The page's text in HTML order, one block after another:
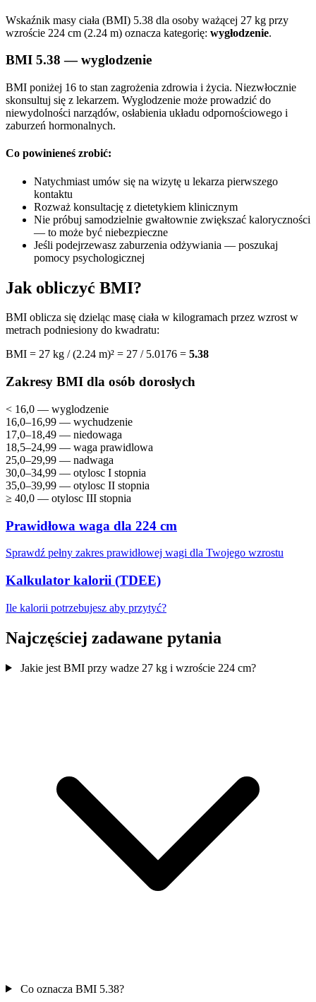
Wskaźnik masy ciała (BMI) 5.38 dla osoby ważącej 27 kg przy
wzroście 224 cm (2.24 m) oznacza kategorię: wygłodzenie.
BMI 5.38 — wyglodzenie
BMI poniżej 16 to stan zagrożenia zdrowia i życia. Niezwłocznie
skonsultuj się z lekarzem. Wyglodzenie może prowadzić do
niewydolności narządów, osłabienia układu odpornościowego i
zaburzeń hormonalnych.
Co powinieneś zrobić:
Natychmiast umów się na wizytę u lekarza pierwszego
kontaktu
Rozważ konsultację z dietetykiem klinicznym
Nie próbuj samodzielnie gwałtownie zwiększać kaloryczności
— to może być niebezpieczne
Jeśli podejrzewasz zaburzenia odżywiania — poszukaj
pomocy psychologicznej
Jak obliczyć BMI?
BMI oblicza się dzieląc masę ciała w kilogramach przez wzrost w
metrach podniesiony do kwadratu:
BMI = 27 kg / (2.24 m)² = 27 / 5.0176 = 5.38
Zakresy BMI dla osób dorosłych
< 16,0 — wyglodzenie
16,0–16,99 — wychudzenie
17,0–18,49 — niedowaga
18,5–24,99 — waga prawidlowa
25,0–29,99 — nadwaga
30,0–34,99 — otylosc I stopnia
35,0–39,99 — otylosc II stopnia
≥ 40,0 — otylosc III stopnia
Prawidłowa waga dla 224 cm
Sprawdź pełny zakres prawidłowej wagi dla Twojego wzrostu
Kalkulator kalorii (TDEE)
Ile kalorii potrzebujesz aby przytyć?
Najczęściej zadawane pytania
Jakie jest BMI przy wadze 27 kg i wzroście 224 cm?
Co oznacza BMI 5.38?